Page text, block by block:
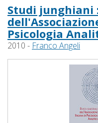
Studi junghiani
Psicologia
2010 - Franco Angeli